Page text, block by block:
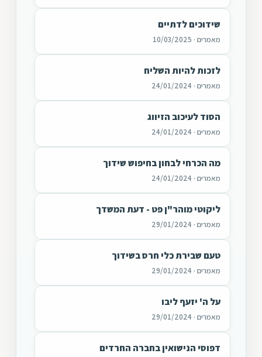
שידוכים לדתיים
מאמרים · 10/03/2025
לזכות להיות השליח
מאמרים · 24/01/2024
הסוד לעיכוב הזיווג
מאמרים · 24/01/2024
מה הכרחי לבחון בחיפוש שידוך
מאמרים · 24/01/2024
ליקוטי מוהר"ן פט - דעת המשדך
מאמרים · 29/01/2024
טעם שבירת כלי חרס בשידוך
מאמרים · 29/01/2024
על ה' יזעף ליבו
מאמרים · 29/01/2024
דפוסי הנישואין בחברה החרדים